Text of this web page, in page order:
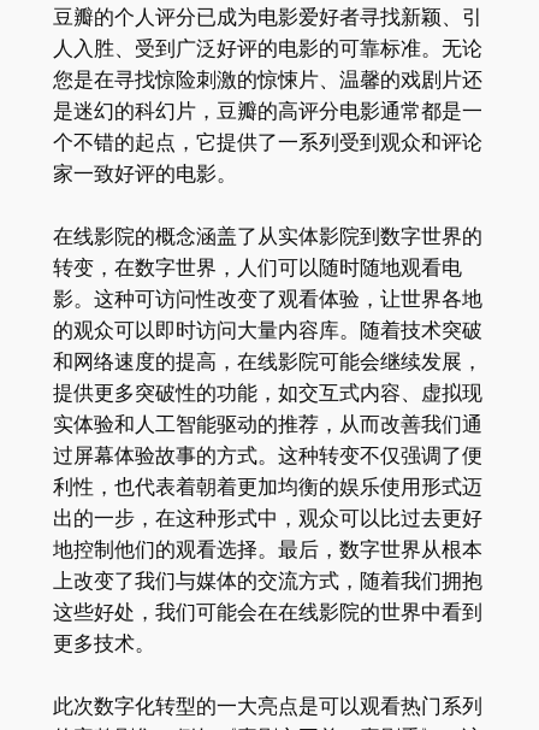
豆瓣的个人评分已成为电影爱好者寻找新颖、引
人入胜、受到广泛好评的电影的可靠标准。无论
您是在寻找惊险刺激的惊悚片、温馨的戏剧片还
是迷幻的科幻片，豆瓣的高评分电影通常都是一
个不错的起点，它提供了一系列受到观众和评论
家一致好评的电影。
在线影院的概念涵盖了从实体影院到数字世界的
转变，在数字世界，人们可以随时随地观看电
影。这种可访问性改变了观看体验，让世界各地
的观众可以即时访问大量内容库。随着技术突破
和网络速度的提高，在线影院可能会继续发展，
提供更多突破性的功能，如交互式内容、虚拟现
实体验和人工智能驱动的推荐，从而改善我们通
过屏幕体验故事的方式。这种转变不仅强调了便
利性，也代表着朝着更加均衡的娱乐使用形式迈
出的一步，在这种形式中，观众可以比过去更好
地控制他们的观看选择。最后，数字世界从根本
上改变了我们与媒体的交流方式，随着我们拥抱
这些好处，我们可能会在在线影院的世界中看到
更多技术。
此次数字化转型的一大亮点是可以观看热门系列